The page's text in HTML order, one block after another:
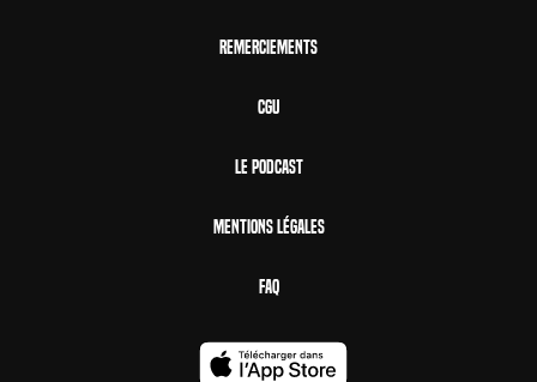
Remerciements
CGU
Le Podcast
Mentions Légales
FAQ